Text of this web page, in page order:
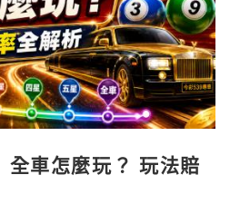
全車怎麼玩？ 玩法賠